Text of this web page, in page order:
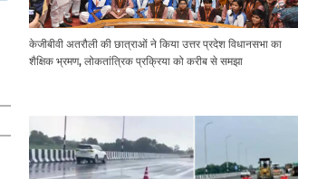
केजीबीवी अतरौली की छात्राओं ने किया उत्तर प्रदेश विधानसभा का
शैक्षिक भ्रमण, लोकतांत्रिक प्रक्रिया को करीब से समझा